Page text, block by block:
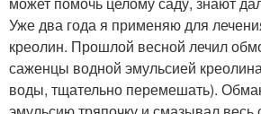
Уже два года я применяю для
креолин. Прошлой весной лечил
саженцы водной эмульсией
воды, тщательно перемешать).